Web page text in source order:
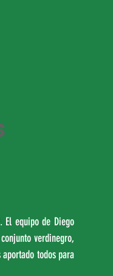
El equipo de Diego
verdinegro,
todos para